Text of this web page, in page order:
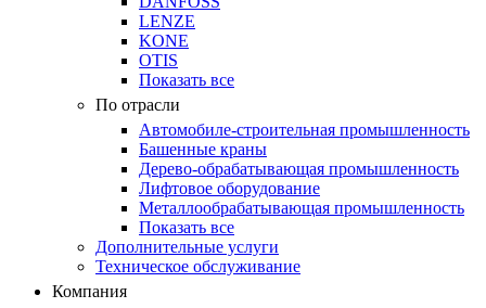
LENZE
KONE
OTIS
Показать все
По отрасли
Автомобиле-строительная промышленность
Башенные краны
Дерево-обрабатывающая промышленность
Лифтовое оборудование
Металлообрабатывающая промышленность
Показать все
Дополнительные услуги
Техническое обслуживание
Компания